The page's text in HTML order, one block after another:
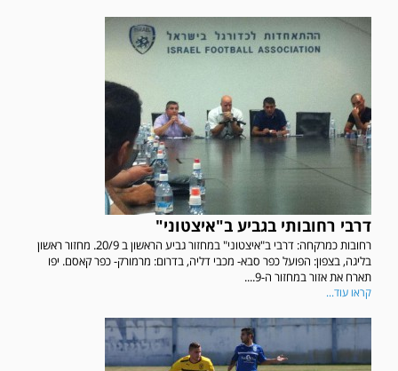
דרבי רחובותי בגביע ב"איצטוני"
רחובות כמרקחה: דרבי ב"איצטוני" במחזור גביע הראשון ב 20/9. מחזור ראשון
בליגה, בצפון: הפועל כפר סבא- מכבי דליה, בדרום: מרמורק- כפר קאסם. יפו
תארח את אזור במחזור ה-9....
קראו עוד...